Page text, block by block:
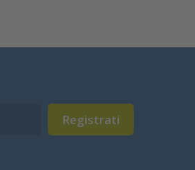
Registrati